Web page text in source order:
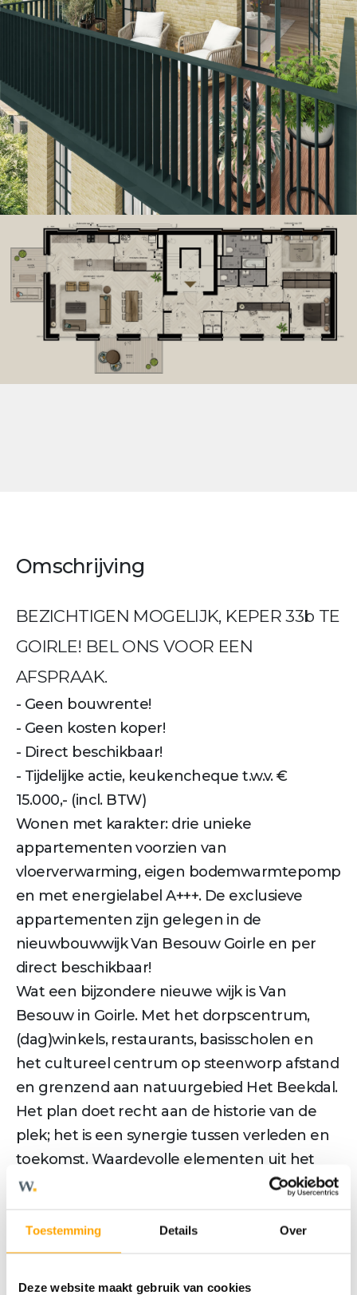
Toestemming Details Over
Deze website maakt gebruik van cookies
Omschrijving
BEZICHTIGEN MOGELIJK, KEPER 33b TE
GOIRLE! BEL ONS VOOR EEN
AFSPRAAK.
- Geen bouwrente!
- Geen kosten koper!
- Direct beschikbaar!
- Tijdelijke actie, keukencheque t.w.v. €
15.000,- (incl. BTW)
Wonen met karakter: drie unieke
appartementen voorzien van
vloerverwarming, eigen bodemwarmtepomp
en met energielabel A+++. De exclusieve
appartementen zijn gelegen in de
nieuwbouwwijk Van Besouw Goirle en per
direct beschikbaar!
Wat een bijzondere nieuwe wijk is Van
Besouw in Goirle. Met het dorpscentrum,
(dag)winkels, restaurants, basisscholen en
het cultureel centrum op steenworp afstand
en grenzend aan natuurgebied Het Beekdal.
Het plan doet recht aan de historie van de
plek; het is een synergie tussen verleden en
toekomst. Waardevolle elementen uit het
verleden - de markante schoorsteen, de
voormalige hoofdkantoor van de
textielfabriek aan de Kerkstraat en de
portiersloge bij de entree van de wijk - zijn